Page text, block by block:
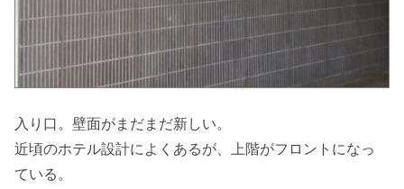
入り口。壁面がまだまだ新しい。
近頃のホテル設計によくあるが、上階がフロントになっ
ている。